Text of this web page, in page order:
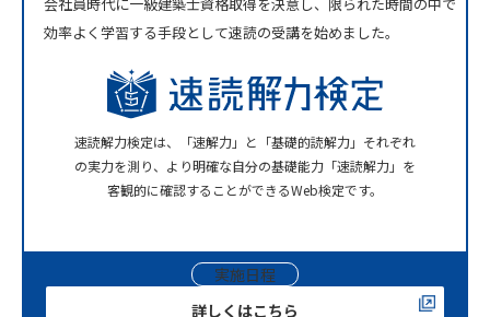
会社員時代に一級建築士資格取得を決意し、限られた時間の中で
効率よく学習する手段として速読の受講を始めました。
速読解力検定は、「速解力」と「基礎的読解力」それぞれ
の実力を測り、より明確な自分の基礎能力「速読解力」を
客観的に確認することができるWeb検定です。
実施日程
詳しくはこちら